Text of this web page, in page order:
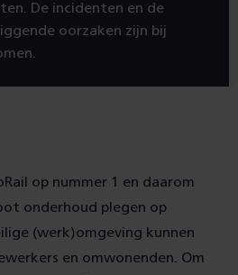
De incidenten en de
oorzaken zijn bij
op nummer 1 en daarom
onderhoud plegen op
(werk)omgeving kunnen
en omwonenden. Om